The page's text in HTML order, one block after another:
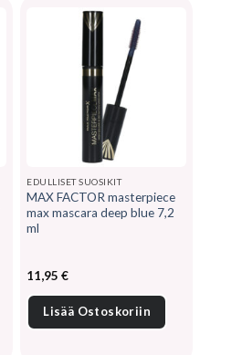
EDULLISET SUOSIKIT
MAX FACTOR masterpiece
max mascara deep blue 7,2
ml
11,95€
Lisää Ostoskoriin